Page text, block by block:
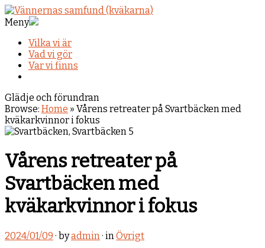
Meny
Vilka vi är
Vad vi gör
Var vi finns
Glädje och förundran
Browse: Home » Vårens retreater på Svartbäcken med
kväkarkvinnor i fokus
Vårens retreater på
Svartbäcken med
kväkarkvinnor i fokus
2024/01/09 · byadmin· inÖvrigt